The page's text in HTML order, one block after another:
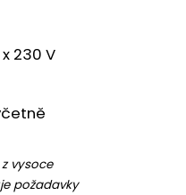
230 V
vysoce
požadavky